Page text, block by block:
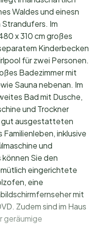
Waldes und einesn
Im
x 310 cm großes
Kinderbecken
für zwei Personen.
Badezimmer mit
Sauna nebenan. Im
Bad mit Dusche,
und Trockner
gut ausgestatteten
inklusive
und
können Sie den
eingerichtete
eine
mit
Zudem sind im Haus
geräumige